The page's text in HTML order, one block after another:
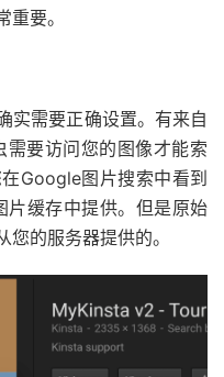
要。
实需要正确设置。有来自
要访问您的图像才能索
Google图片搜索中看到
片缓存中提供。但是原始
的服务器提供的。